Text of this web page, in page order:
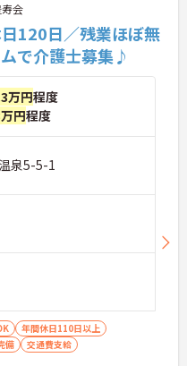
会
日120日／残業ほぼ無
で介護士募集♪
万円程度
円程度
泉5-5-1
年間休日110日以上
備 交通費支給